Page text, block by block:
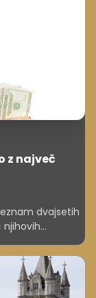
z največ
dvajsetih
njihovih